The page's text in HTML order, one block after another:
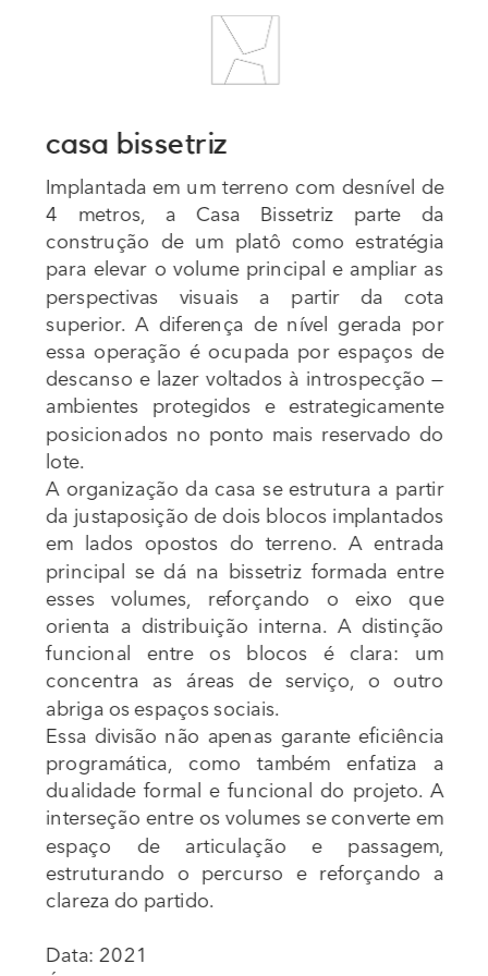
casa bissetriz
Implantada em um terreno com desnível de
4 metros, a Casa Bissetriz parte da
construção de um platô como estratégia
para elevar o volume principal e ampliar as
perspectivas visuais a partir da cota
superior. A diferença de nível gerada por
essa operação é ocupada por espaços de
descanso e lazer voltados à introspecção —
ambientes protegidos e estrategicamente
posicionados no ponto mais reservado do
lote.
A organização da casa se estrutura a partir
da justaposição de dois blocos implantados
em lados opostos do terreno. A entrada
principal se dá na bissetriz formada entre
esses volumes, reforçando o eixo que
orienta a distribuição interna. A distinção
funcional entre os blocos é clara: um
concentra as áreas de serviço, o outro
abriga os espaços sociais.
Essa divisão não apenas garante eficiência
programática, como também enfatiza a
dualidade formal e funcional do projeto. A
interseção entre os volumes se converte em
espaço de articulação e passagem,
estruturando o percurso e reforçando a
clareza do partido.
Data: 2021